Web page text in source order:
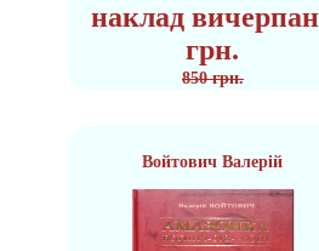
наклад
грн.
850 грн.
Войтович Валерій